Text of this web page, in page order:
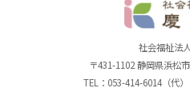
社会福祉法
〒431-1102 静岡県浜松
TEL：053-414-6014（代